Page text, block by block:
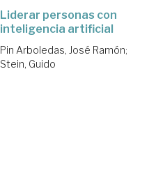
Liderar personas con
inteligencia artificial
Pin Arboledas, José Ramón;
Stein, Guido